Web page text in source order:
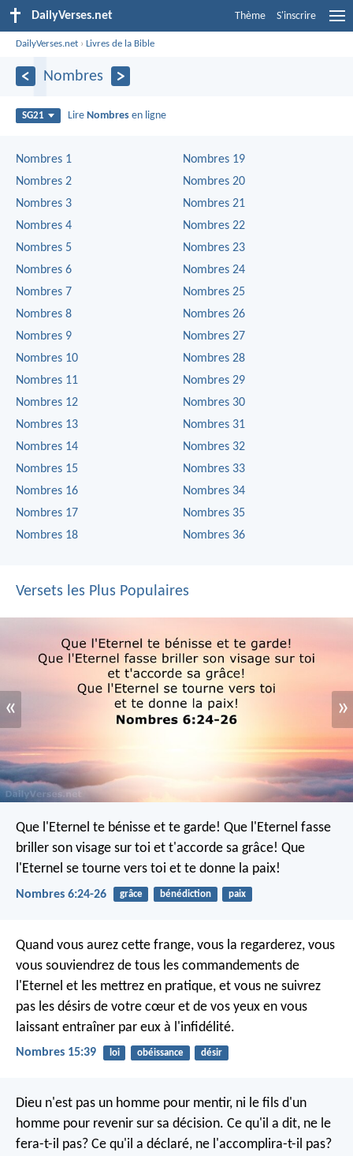
DailyVerses.net Thème S'inscrire
DailyVerses.net ›Livres de la Bible
Nombres
SG21 Lire Nombres en ligne
Nombres 1
Nombres 2
Nombres 3
Nombres 4
Nombres 5
Nombres 6
Nombres 7
Nombres 8
Nombres 9
Nombres 10
Nombres 11
Nombres 12
Nombres 13
Nombres 14
Nombres 15
Nombres 16
Nombres 17
Nombres 18
Nombres 19
Nombres 20
Nombres 21
Nombres 22
Nombres 23
Nombres 24
Nombres 25
Nombres 26
Nombres 27
Nombres 28
Nombres 29
Nombres 30
Nombres 31
Nombres 32
Nombres 33
Nombres 34
Nombres 35
Nombres 36
Versets les Plus Populaires
« »
Que l'Eternel te bénisse et te garde! Que l'Eternel fasse
briller son visage sur toi et t'accorde sa grâce! Que
l'Eternel se tourne vers toi et te donne la paix!
Nombres 6:24-26 grâce bénédiction paix
Quand vous aurez cette frange, vous la regarderez, vous
vous souviendrez de tous les commandements de
l'Eternel et les mettrez en pratique, et vous ne suivrez
pas les désirs de votre cœur et de vos yeux en vous
laissant entraîner par eux à l'infidélité.
Nombres 15:39 loi obéissance désir
Dieu n'est pas un homme pour mentir, ni le fils d'un
homme pour revenir sur sa décision. Ce qu'il a dit, ne le
fera-t-il pas? Ce qu'il a déclaré, ne l'accomplira-t-il pas?